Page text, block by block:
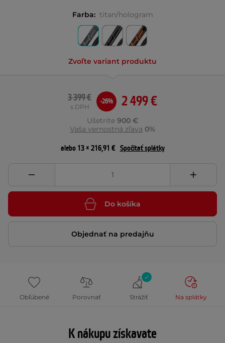
Farba: titan/hologram
Zvoľte variant produktu
2 499 €
3 399 €
s DPH
-26%
Ušetríte 900 €
Vaša vernostná zľava 0%
alebo 13 × 216,91 € Spočítať splátky
Do košíka
Objednať na predajňu
Obľúbené Porovnať Strážiť Na splátky
K nákupu získavate